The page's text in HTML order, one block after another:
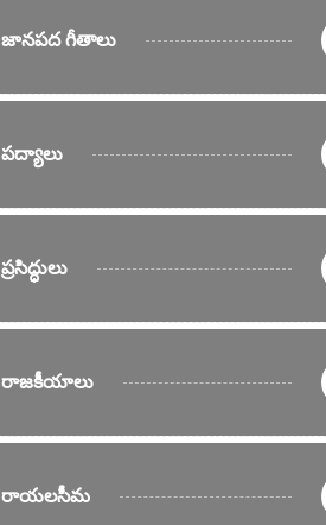
జానపద గీతాలు
పద్యాలు
ప్రసిద్ధులు
రాజకీయాలు
రాయలసీమ